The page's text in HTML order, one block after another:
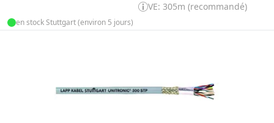
VE: 305m (recommandé)
en stock Stuttgart (environ 5 jours)